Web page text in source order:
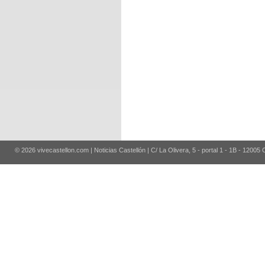
© 2026 vivecastellon.com | Noticias Castellón | C/ La Olivera, 5 - portal 1 - 1B - 12005